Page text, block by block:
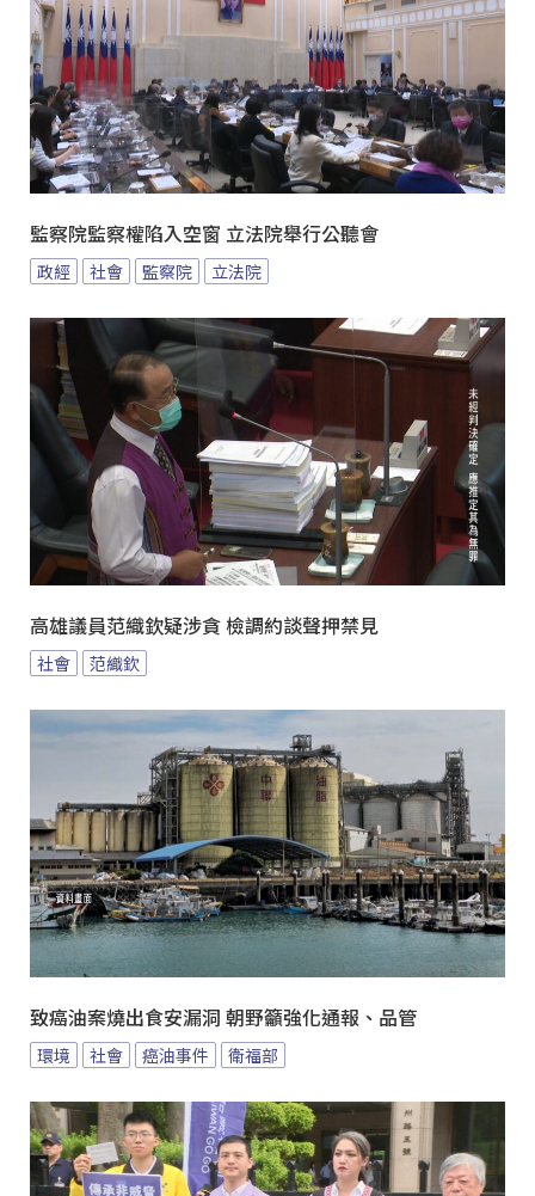
監察院監察權陷入空窗 立法院舉行公聽會
政經 社會 監察院 立法院
高雄議員范織欽疑涉貪 檢調約談聲押禁見
社會 范織欽
致癌油案燒出食安漏洞 朝野籲強化通報、品管
環境 社會 癌油事件 衛福部